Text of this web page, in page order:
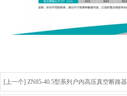
[上一个] ZN85-40.5型系列户内高压真空断路器